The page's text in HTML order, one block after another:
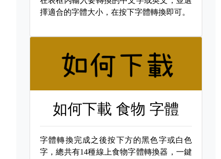
擇適合的字體大小，在按下字體轉換即可。
如何下載食物 字體
字體轉換完成之後按下方的黑色字或白色
字，總共有14種線上食物字體轉換器，一鍵